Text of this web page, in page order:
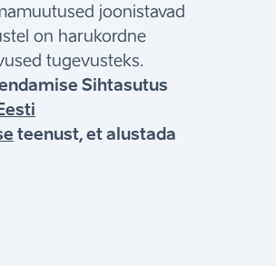
joonistavad
on harukordne
tugevusteks.
Sihtasutus
teenust, et alustada